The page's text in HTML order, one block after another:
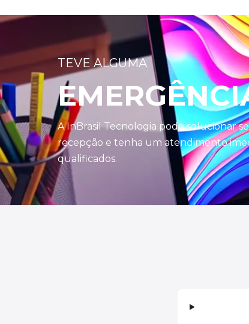
TEVE ALGUMA
A InBrasil Tecnologia pode solucionar
recepção e tenha um atendimento
qualificados.